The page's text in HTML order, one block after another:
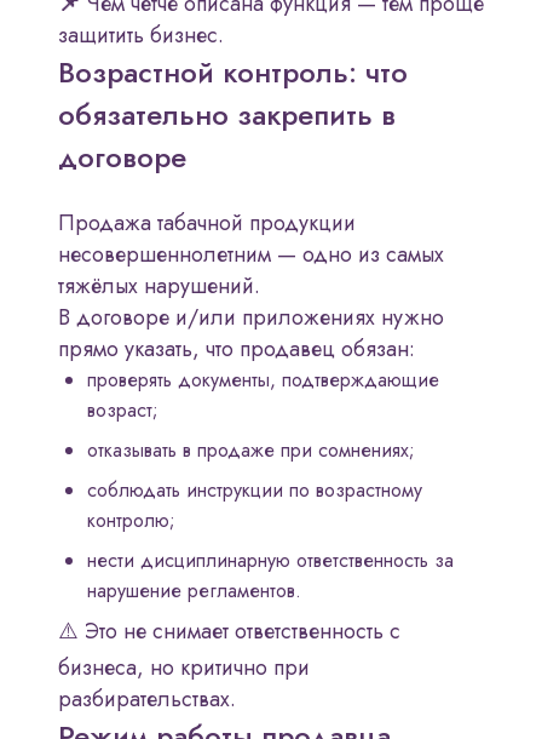
защитить бизнес.
Возрастной контроль: что
обязательно закрепить в
договоре
Продажа табачной продукции
несовершеннолетним — одно из самых
тяжёлых нарушений.
В договоре и/или приложениях нужно
прямо указать, что продавец обязан:
проверять документы, подтверждающие
возраст;
отказывать в продаже при сомнениях;
соблюдать инструкции по возрастному
контролю;
нести дисциплинарную ответственность за
нарушение регламентов.
⚠️ Это не снимает ответственность с
бизнеса, но критично при
разбирательствах.